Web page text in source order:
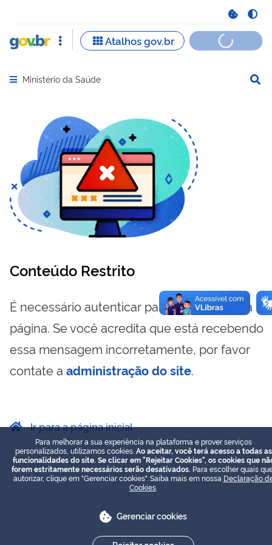
Abrir menu principal de navegação
Ministério da Saúde
Conteúdo Restrito
É necessário autenticar para visualizar essa
página. Se você acredita que está recebendo
essa mensagem incorretamente, por favor
contate a administração do site.
Ir para a página inicial
Para melhorar a sua experiência na plataforma e prover serviços
personalizados, utilizamos cookies. Ao aceitar, você terá acesso a todas as
funcionalidades do site. Se clicar em "Rejeitar Cookies", os cookies que
forem estritamente necessários serão desativados. Para escolher quais
autorizar, clique em "Gerenciar cookies". Saiba mais em nossa Declaração
Cookies
Gerenciar cookies